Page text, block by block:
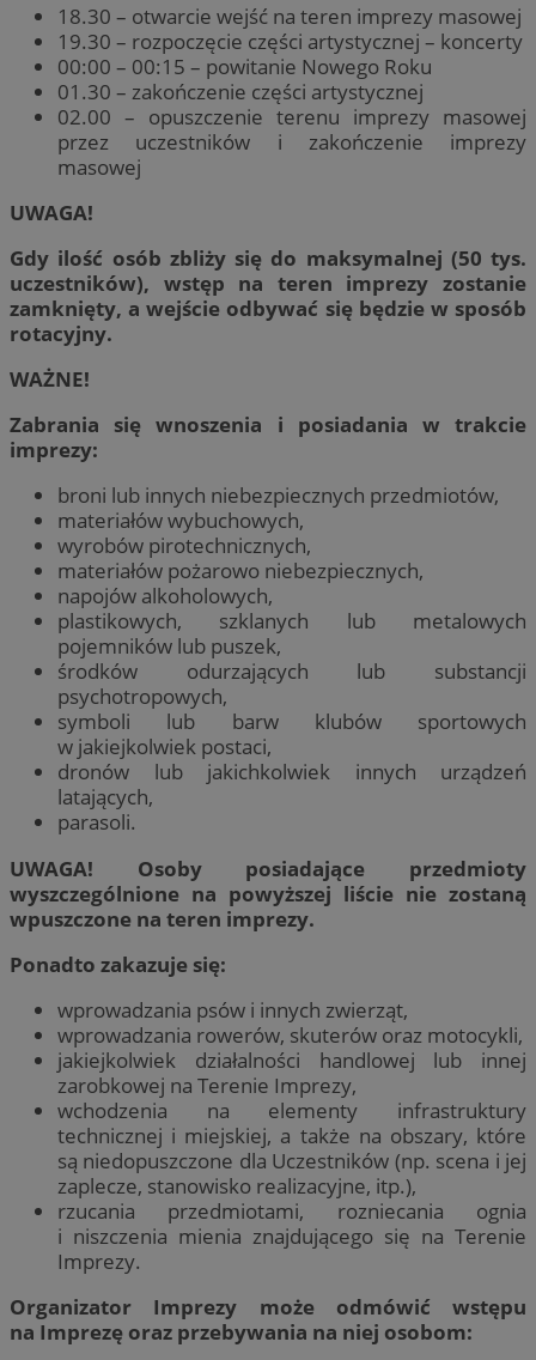
18.30 – otwarcie wejść na teren imprezy masowej
19.30 – rozpoczęcie części artystycznej – koncerty
00:00 – 00:15 – powitanie Nowego Roku
01.30 – zakończenie części artystycznej
02.00 – opuszczenie terenu imprezy masowej
przez uczestników i zakończenie imprezy
masowej
UWAGA!
Gdy ilość osób zbliży się do maksymalnej (50 tys.
uczestników), wstęp na teren imprezy zostanie
zamknięty, a wejście odbywać się będzie w sposób
rotacyjny.
WAŻNE!
Zabrania się wnoszenia i posiadania w trakcie
imprezy:
broni lub innych niebezpiecznych przedmiotów,
materiałów wybuchowych,
wyrobów pirotechnicznych,
materiałów pożarowo niebezpiecznych,
napojów alkoholowych,
plastikowych, szklanych lub metalowych
pojemników lub puszek,
środków odurzających lub substancji
psychotropowych,
symboli lub barw klubów sportowych
w jakiejkolwiek postaci,
dronów lub jakichkolwiek innych urządzeń
latających,
parasoli.
UWAGA! Osoby posiadające przedmioty
wyszczególnione na powyższej liście nie zostaną
wpuszczone na teren imprezy.
Ponadto zakazuje się:
wprowadzania psów i innych zwierząt,
wprowadzania rowerów, skuterów oraz motocykli,
jakiejkolwiek działalności handlowej lub innej
zarobkowej na Terenie Imprezy,
wchodzenia na elementy infrastruktury
technicznej i miejskiej, a także na obszary, które
są niedopuszczone dla Uczestników (np. scena i jej
zaplecze, stanowisko realizacyjne, itp.),
rzucania przedmiotami, rozniecania ognia
i niszczenia mienia znajdującego się na Terenie
Imprezy.
Organizator Imprezy może odmówić wstępu
na Imprezę oraz przebywania na niej osobom: